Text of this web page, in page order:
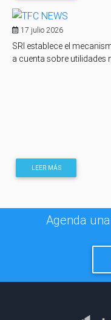
17 julio 2026
SRI establece el
a cuenta sobre utilidades
LEER MÁS
Agenda